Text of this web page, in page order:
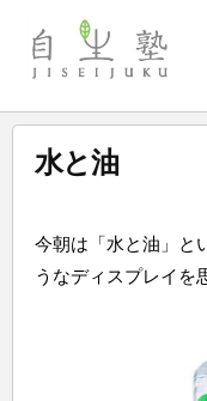
ン
自
塾
水と油
自
今朝は「水と油」と
うなディスプレイを